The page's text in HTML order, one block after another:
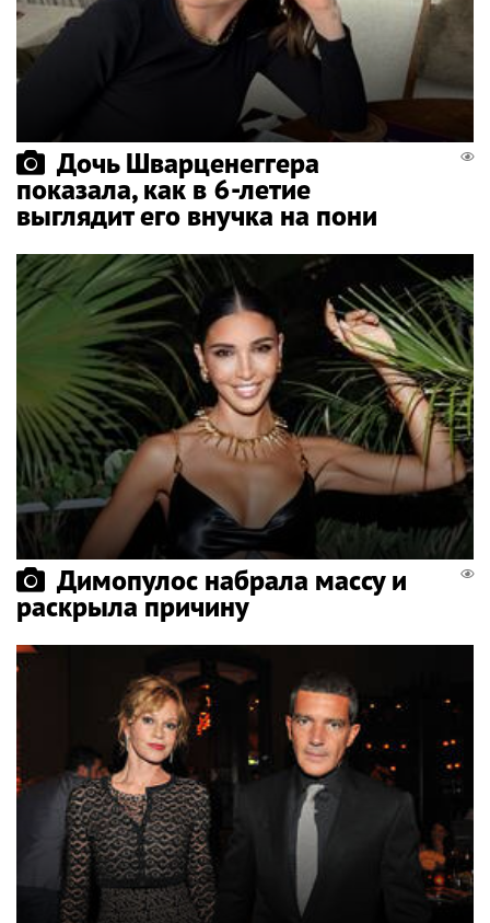
Дочь Шварценеггера
показала, как в 6-летие
выглядит его внучка на пони
Димопулос набрала массу и
раскрыла причину